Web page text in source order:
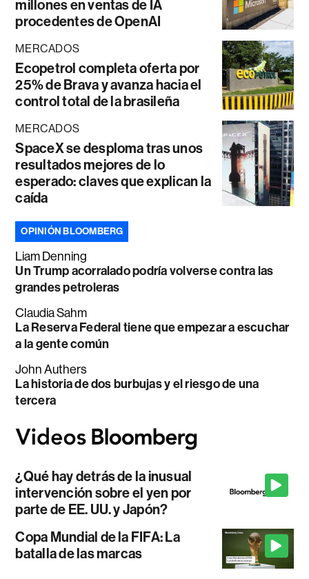
millones en ventas de IA
procedentes de OpenAI
MERCADOS
Ecopetrol completa oferta por
25% de Brava y avanza hacia el
control total de la brasileña
MERCADOS
SpaceX se desploma tras unos
resultados mejores de lo
esperado: claves que explican la
caída
OPINIÓN BLOOMBERG
Liam Denning
Un Trump acorralado podría volverse contra las
grandes petroleras
Claudia Sahm
La Reserva Federal tiene que empezar a escuchar
a la gente común
John Authers
La historia de dos burbujas y el riesgo de una
tercera
¿Qué hay detrás de la inusual
intervención sobre el yen por
parte de EE. UU. y Japón?
Copa Mundial de la FIFA: La
batalla de las marcas